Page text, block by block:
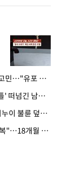
· 직장 불륜 발각된 40대 남성의 고민…"유포 동료 명예훼손·협박죄 고소 가능할까"
· 재취업한 시누이 위해 '조카 셔틀' 떠넘긴 남편…아내 "난 못한다"
· "남의 가정사 끼어들지 마"…시누이 불륜 덮으려는 남편에 억울한 아내
· "현관문 걷어차고 욕설 녹음 반복"…18개월 아기 키우는 집 뒤흔든 '앞집의 비극'